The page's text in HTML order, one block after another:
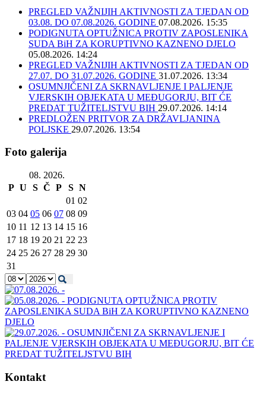
PREGLED VAŽNIJIH AKTIVNOSTI ZA TJEDAN OD
03.08. DO 07.08.2026. GODINE 07.08.2026. 15:35
PODIGNUTA OPTUŽNICA PROTIV ZAPOSLENIKA
SUDA BiH ZA KORUPTIVNO KAZNENO DJELO
05.08.2026. 14:24
PREGLED VAŽNIJIH AKTIVNOSTI ZA TJEDAN OD
27.07. DO 31.07.2026. GODINE 31.07.2026. 13:34
OSUMNJIČENI ZA SKRNAVLJENJE I PALJENJE
VJERSKIH OBJEKATA U MEĐUGORJU, BIT ĆE
PREDAT TUŽITELJSTVU BIH 29.07.2026. 14:14
PREDLOŽEN PRITVOR ZA DRŽAVLJANINA
POLJSKE 29.07.2026. 13:54
Foto galerija
08. 2026.
P U S Č P S N
01 02
03 04 05 06 07 08 09
10 11 12 13 14 15 16
17 18 19 20 21 22 23
24 25 26 27 28 29 30
31
Kontakt